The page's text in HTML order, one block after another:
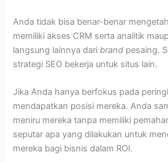
Anda tidak bisa benar-benar
memiliki akses CRM serta analitik
langsung lainnya daribrand pesaing.
strategi SEO bekerja untuk situs lain.
Jika Anda hanya berfokus pada
mendapatkan posisi mereka. Anda
meniru mereka tanpa memiliki
seputar apa yang dilakukan untuk
mereka bagi bisnis dalam ROI.